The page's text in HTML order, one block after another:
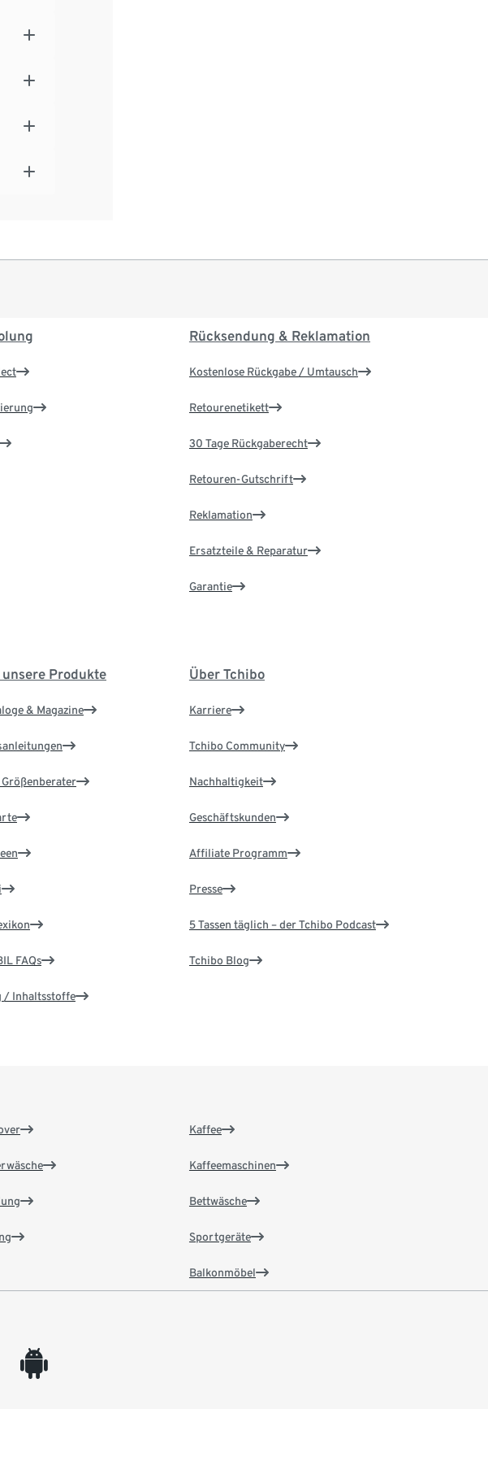
Rücksendung & Reklamation
Kostenlose Rückgabe / Umtausch
Retourenetikett
30 Tage Rückgaberecht
Retouren-Gutschrift
Reklamation
Ersatzteile & Reparatur
Garantie
Produkte
& Magazine
FAQs
/ Inhaltsstoffe
Über Tchibo
Karriere
Tchibo Community
Nachhaltigkeit
Geschäftskunden
Affiliate Programm
Presse
5 Tassen täglich – der Tchibo Podcast
Tchibo Blog
Kaffee
Kaffeemaschinen
Bettwäsche
Sportgeräte
Balkonmöbel
android